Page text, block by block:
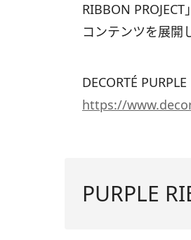
RIBBON
コンテンツを展開
DECORTÉ
https://
PURPLE